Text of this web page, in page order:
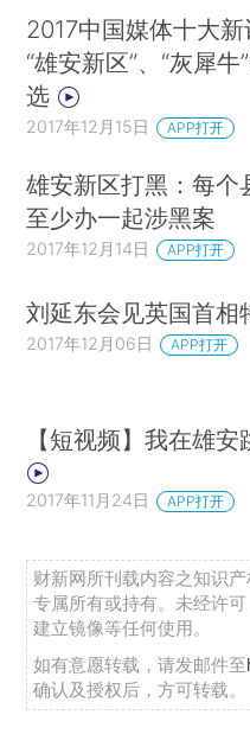
2017中国媒体十大
“雄安新区”、“灰犀牛
选
2017年12月15日 APP打开
雄安新区打黑：每个
至少办一起涉黑案
2017年12月14日 APP打开
刘延东会见英国首相
2017年12月06日 APP打开
【短视频】我在雄安
2017年11月24日 APP打开
财新网所刊载内容之知识
专属所有或持有。未经许
建立镜像等任何使用。
如有意愿转载，请发邮件至
确认及授权后，方可转载。